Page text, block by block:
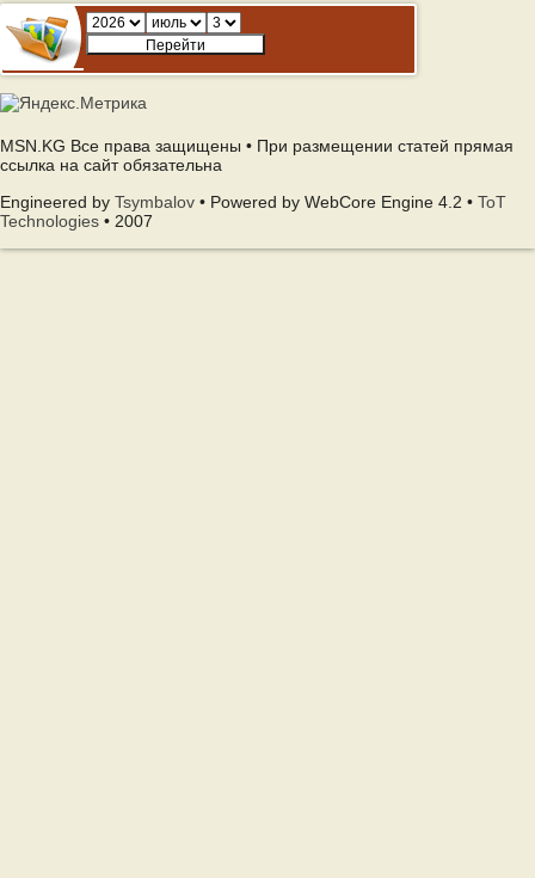
MSN.KG Все права защищены • При размещении статей прямая
ссылка на сайт обязательна
Engineered by Tsymbalov • Powered by WebCore Engine 4.2 • ToT
Technologies • 2007